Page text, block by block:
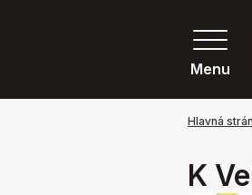
Menu
Hlavná
K